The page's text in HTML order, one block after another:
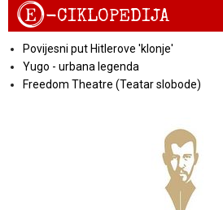
E-CIKLOPEDIJA
Povijesni put Hitlerove 'klonje'
Yugo - urbana legenda
Freedom Theatre (Teatar slobode)